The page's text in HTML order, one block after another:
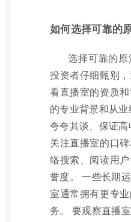
如何选择可靠的
选择可靠的
投资者仔细甄别
看直播室的资质
的专业背景和从
夸夸其谈、保证
关注直播室的口
络搜索、阅读用
誉度。 一些长期
室通常拥有更专
务。 要观察直播